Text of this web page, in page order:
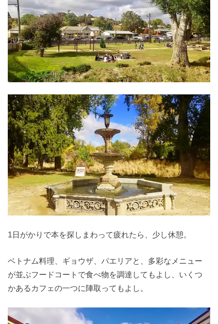
1日がかりで本を探しまわって疲れたら、少し休憩。
ベトナム料理、ギョウザ、パエリアと、多彩なメニュー
が並ぶフードコートで食べ物を調達してもよし、いくつ
かあるカフェの一つに陣取ってもよし。